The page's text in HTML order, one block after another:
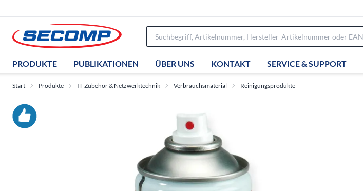
PRODUKTE PUBLIKATIONEN ÜBER UNS KONTAKT SERVICE & SUPPORT
Start Produkte IT-Zubehör & Netzwerktechnik Verbrauchsmaterial Reinigungsprodukte